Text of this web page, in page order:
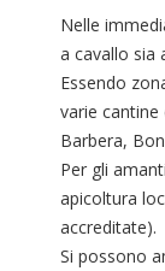
Nelle
a cavallo sia
Essendo
varie cantine
Barbera,
Per gli
apicoltura
accreditate).
Si possono